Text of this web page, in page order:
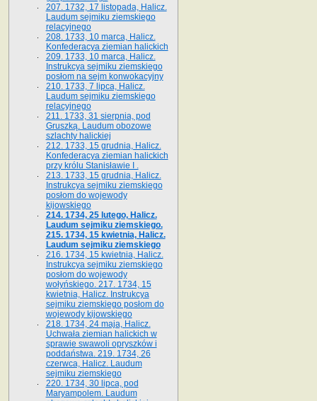
207. 1732, 17 listopada, Halicz.
Laudum sejmiku ziemskiego
relacyjnego
208. 1733, 10 marca, Halicz.
Konfederacya ziemian halickich­
209. 1733, 10 marca, Halicz.
Instrukcya sejmiku ziemskiego
posłom na sejm konwokacyjny
210. 1733, 7 lipca, Halicz.
Laudum sejmiku ziemskiego
relacyjnego
211. 1733, 31 sierpnia, pod
Gruszką. Laudum obozowe
szlachty halickiej
212. 1733, 15 grudnia, Halicz.
Konfederacya ziemian halickich
przy królu Stanisławie I .
213. 1733, 15 grudnia, Halicz.
Instrukcya sejmiku ziemskiego
posłom do wojewody
kijowskiego
214. 1734, 25 lutego, Halicz.
Laudum sejmiku ziemskiego.
215. 1734, 15 kwietnia, Halicz.
Laudum sejmiku ziemskiego
216. 1734, 15 kwietnia, Halicz.
Instrukcya sejmiku ziemskiego
posłom do wojewody
wołyńskiego. 217. 1734, 15
kwietnia, Halicz. Instrukcya
sejmiku ziemskiego posłom do
wojewody kijowskiego
218. 1734, 24 maja, Halicz.
Uchwała ziemian halickich w
sprawie swawoli opryszków i
poddaństwa. 219. 1734, 26
czerwca, Halicz. Laudum
sejmiku ziemskiego
220. 1734, 30 lipca, pod
Maryampolem. Laudum